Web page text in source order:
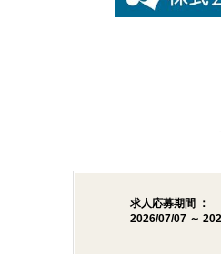
求人応募期間 ：
2026/07/07 ～